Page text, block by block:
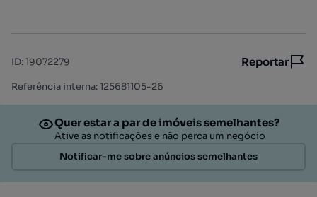
ID:19072279 Reportar
Referência interna: 125681105-26
Quer estar a par de imóveis semelhantes?
Ative as notificações e não perca um negócio
Notificar-me sobre anúncios semelhantes